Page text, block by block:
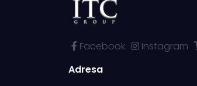
Facebook Instagram
Adresa